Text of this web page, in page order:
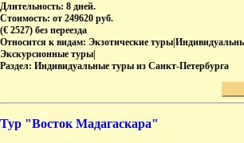
Длительность: 8 дней.
Стоимость: от 249620 руб.
(€ 2527) без переезда
Относится к видам: Экзотические
Экскурсионные туры|
Раздел: Индивидуальные туры из Санкт-Петербурга
Тур "Восток Мадагаскара"